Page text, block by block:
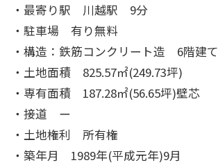
・最寄り駅 川越駅 9分
・駐車場 有り無料
・構造：鉄筋コンクリート造 6階建て
・土地面積 825.57㎡(249.73坪)
・専有面積 187.28㎡(56.65坪)壁芯
・接道 ー
・土地権利 所有権
・築年月 1989年(平成元年)9月